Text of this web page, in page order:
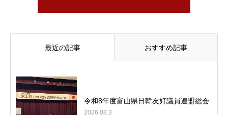
最近の記事 おすすめ記事
令和8年度富山県日韓友好議員連盟総会
2026.08.3